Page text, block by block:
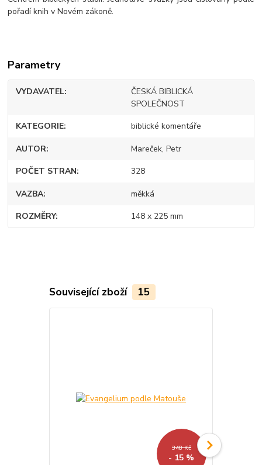
pořadí knih v Novém zákoně.
Parametry
VYDAVATEL
ČESKÁ BIBLICKÁ
SPOLEČNOST
KATEGORIE biblické komentáře
AUTOR Mareček, Petr
POČET STRAN 328
VAZBA měkká
ROZMĚRY 148 x 225 mm
Související zboží 15
348 Kč
- 15 %